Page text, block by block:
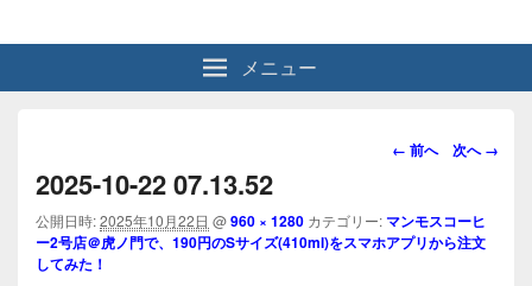
メニュー
画
ビ
ゲ
← 前へ 次へ →
2025-10-22 07.13.52
公開日時:2025年10月22日 @960 × 1280 カテゴリー: マンモスコーヒ
ー2号店＠虎ノ門で、190円のSサイズ(410ml)をスマホアプリから注文
してみた！